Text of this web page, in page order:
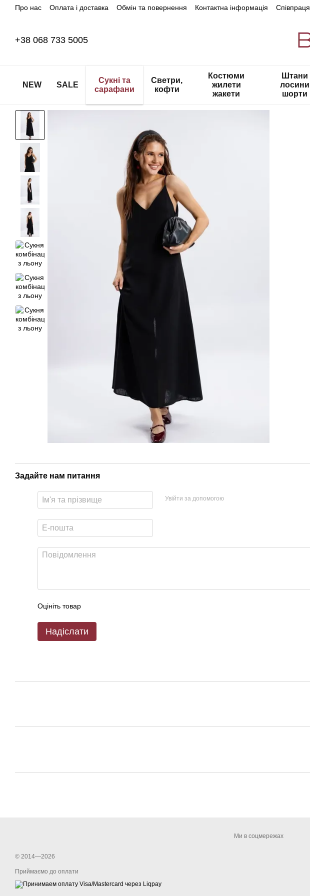
Перейти до основного контенту
Про нас Оплата і доставка Обмін та повернення Контактна інформація Співпраця
+38 068 733 5005
NEW SALE
Сукні та
сарафани
Светри,
кофти
Костюми
жилети
жакети
Штани
лосини
шорти
Задайте нам питання
Увійти за допомогою
Оцініть товар
Надіслати
© 2014—2026
Приймаємо до оплати
Ми в соцмережах